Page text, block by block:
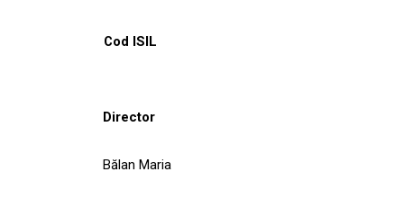
Cod ISIL
Director
Bălan Maria